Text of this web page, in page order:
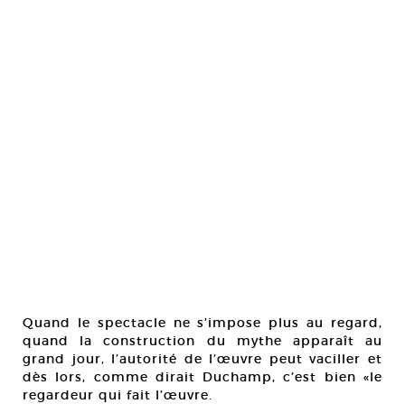
Quand le spectacle ne s’impose plus au regard,
quand la construction du mythe apparaît au
grand jour, l’autorité de l’œuvre peut vaciller et
dès lors, comme dirait Duchamp, c’est bien «le
regardeur qui fait l’œuvre.